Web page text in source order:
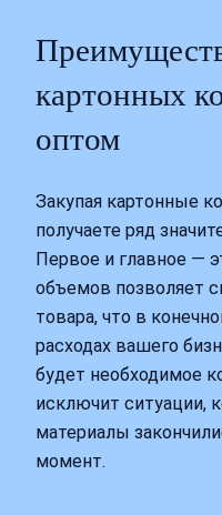
картонных
оптом
Закупая картонные
получаете ряд
Первое и главное —
объемов позволяет
товара, что в
расходах вашего
будет необходимое
исключит ситуации,
материалы
момент.